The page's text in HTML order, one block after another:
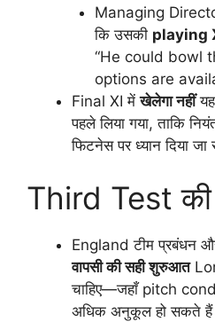
Managing
कि उसकी playing
“He could bowl
options are
Final XI मेंखेलेगा नहींयह
पहले लिया गया, ताकि
फिटनेस पर ध्यान दिया
Third Test की
England टीम प्रबंधन
वापसी की सही शुरुआत
चाहिए—जहाँ pitch
अधिक अनुकूल हो सकते